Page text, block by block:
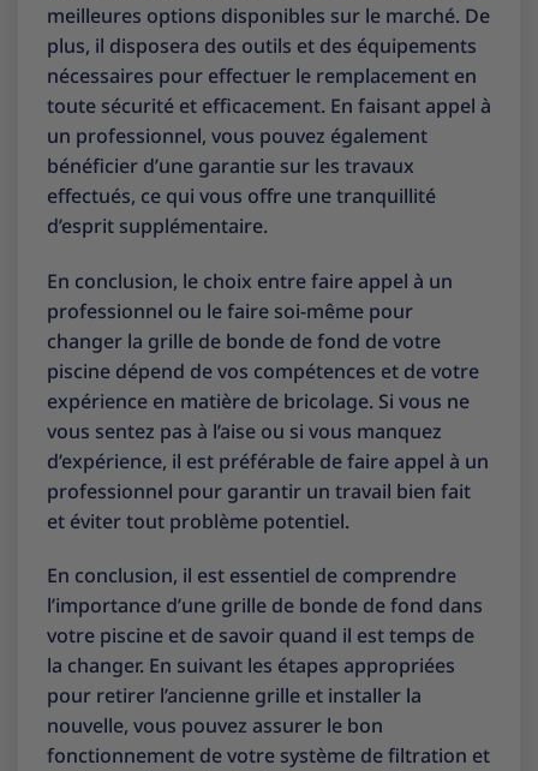
meilleures options disponibles sur le marché. De
plus, il disposera des outils et des équipements
nécessaires pour effectuer le remplacement en
toute sécurité et efficacement. En faisant appel à
un professionnel, vous pouvez également
bénéficier d’une garantie sur les travaux
effectués, ce qui vous offre une tranquillité
d’esprit supplémentaire.
En conclusion, le choix entre faire appel à un
professionnel ou le faire soi-même pour
changer la grille de bonde de fond de votre
piscine dépend de vos compétences et de votre
expérience en matière de bricolage. Si vous ne
vous sentez pas à l’aise ou si vous manquez
d’expérience, il est préférable de faire appel à un
professionnel pour garantir un travail bien fait
et éviter tout problème potentiel.
En conclusion, il est essentiel de comprendre
l’importance d’une grille de bonde de fond dans
votre piscine et de savoir quand il est temps de
la changer. En suivant les étapes appropriées
pour retirer l’ancienne grille et installer la
nouvelle, vous pouvez assurer le bon
fonctionnement de votre système de filtration et